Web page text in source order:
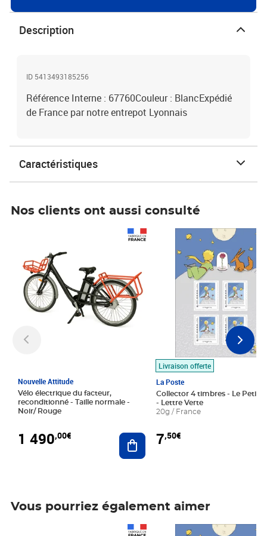
Description
ID 5413493185256
Référence Interne : 67760Couleur : BlancExpédié
de France par notre entrepot Lyonnais
Caractéristiques
Nos clients ont aussi consulté
Nouvelle Attitude
Vélo électrique du facteur,
reconditionné - Taille normale -
Noir/ Rouge
1 490,00€ Ajouter au panier
Livraison offerte
La Poste
Collector 4 timbres - Le Petit
- Lettre Verte
20g / France
7,50€
Prix 7,50€
Vous pourriez également aimer
Prix 7,50€